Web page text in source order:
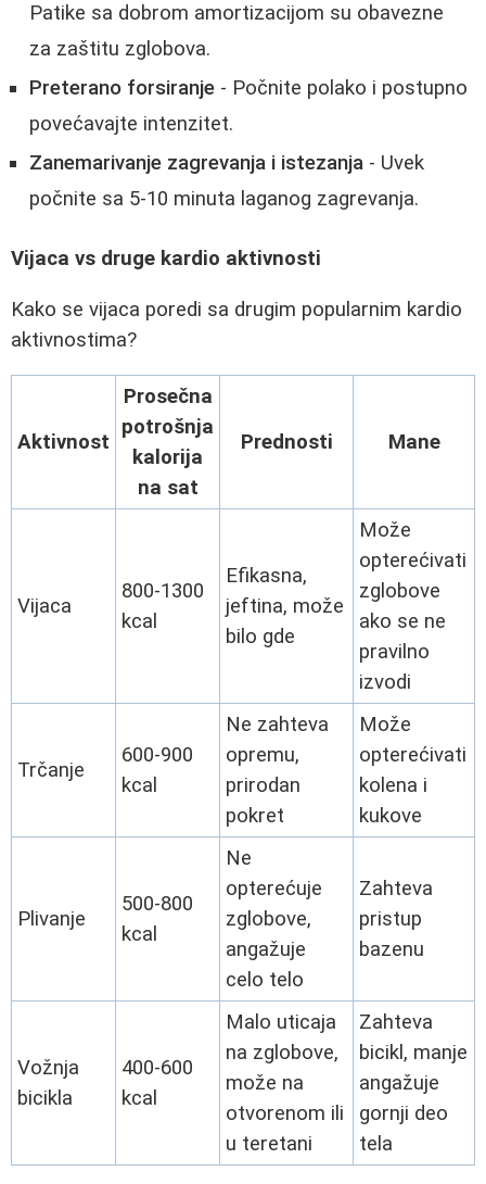
Patike sa dobrom amortizacijom su obavezne
za zaštitu zglobova.
Preterano forsiranje - Počnite polako i postupno
povećavajte intenzitet.
Zanemarivanje zagrevanja i istezanja - Uvek
počnite sa 5-10 minuta laganog zagrevanja.
Vijaca vs druge kardio aktivnosti
Kako se vijaca poredi sa drugim popularnim kardio
aktivnostima?
Aktivnost
Prosečna
potrošnja
kalorija
na sat
Prednosti Mane
Vijaca
800-1300
kcal
Efikasna,
jeftina, može
bilo gde
Može
opterećivati
zglobove
ako se ne
pravilno
izvodi
Trčanje
600-900
kcal
Ne zahteva
opremu,
prirodan
pokret
Može
opterećivati
kolena i
kukove
Plivanje
500-800
kcal
Ne
opterećuje
zglobove,
angažuje
celo telo
Zahteva
pristup
bazenu
Vožnja
bicikla
400-600
kcal
Malo uticaja
na zglobove,
može na
otvorenom ili
u teretani
Zahteva
bicikl, manje
angažuje
gornji deo
tela